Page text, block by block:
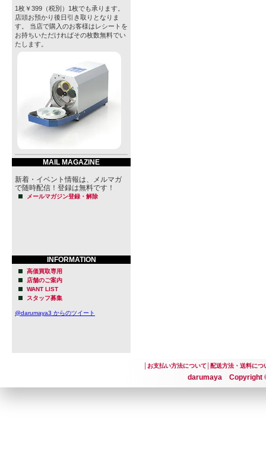
1枚￥399（税別）1枚でも承ります。
店頭お預かり後日引き取りとなりま
す。 当店で購入のお客様はレシートを
お持ちいただければその枚数無料でい
たします。
MAIL MAGAZINE
新着・イベント情報は、メルマガ
で随時配信！登録は無料です！
メールマガジン登録・解除
INFORMATION
高価買取専用
店舗のご案内
WANT LIST
スタッフ募集
@darumaya3 からのツイート
お支払い方法について│ 配送方法・送料につ
darumaya Copyright